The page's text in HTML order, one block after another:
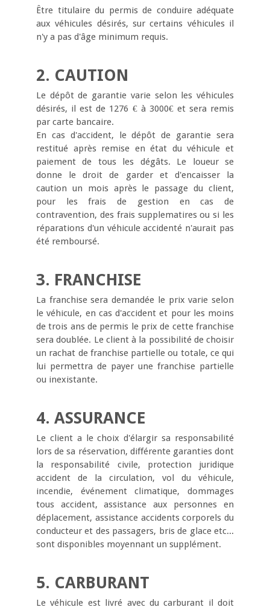
Être titulaire du permis de conduire adéquate
aux véhicules désirés, sur certains véhicules il
n'y a pas d'âge minimum requis.
2. CAUTION
Le dépôt de garantie varie selon les véhicules
désirés, il est de 1276 € à 3000€ et sera remis
par carte bancaire.
En cas d'accident, le dépôt de garantie sera
restitué après remise en état du véhicule et
paiement de tous les dégâts. Le loueur se
donne le droit de garder et d'encaisser la
caution un mois après le passage du client,
pour les frais de gestion en cas de
contravention, des frais supplematires ou si les
réparations d'un véhicule accidenté n'aurait pas
été remboursé.
3. FRANCHISE
La franchise sera demandée le prix varie selon
le véhicule, en cas d'accident et pour les moins
de trois ans de permis le prix de cette franchise
sera doublée. Le client à la possibilité de choisir
un rachat de franchise partielle ou totale, ce qui
lui permettra de payer une franchise partielle
ou inexistante.
4. ASSURANCE
Le client a le choix d'élargir sa responsabilité
lors de sa réservation, différente garanties dont
la responsabilité civile, protection juridique
accident de la circulation, vol du véhicule,
incendie, événement climatique, dommages
tous accident, assistance aux personnes en
déplacement, assistance accidents corporels du
conducteur et des passagers, bris de glace etc...
sont disponibles moyennant un supplément.
5. CARBURANT
Le véhicule est livré avec du carburant il doit